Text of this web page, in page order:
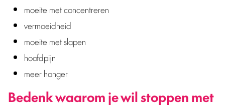
moeite met concentreren
vermoeidheid
moeite met slapen
hoofdpijn
meer honger
Bedenk waarom je wil stoppen met